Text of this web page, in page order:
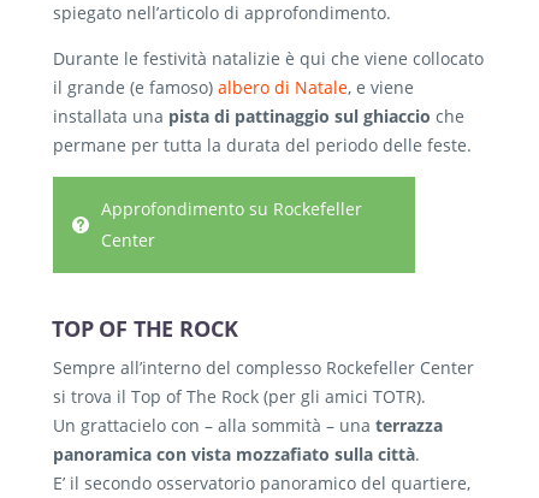
spiegato nell’articolo di approfondimento.
Durante le festività natalizie è qui che viene collocato
il grande (e famoso) albero di Natale, e viene
installata una pista di pattinaggio sul ghiaccio che
permane per tutta la durata del periodo delle feste.
Approfondimento su Rockefeller
Center
TOP OF THE ROCK
Sempre all’interno del complesso Rockefeller Center
si trova il Top of The Rock (per gli amici TOTR).
Un grattacielo con – alla sommità – una terrazza
panoramica con vista mozzafiato sulla città.
E’ il secondo osservatorio panoramico del quartiere,